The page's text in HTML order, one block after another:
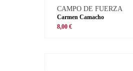
CAMPO DE FUERZA
Carmen Camacho
8,00 €